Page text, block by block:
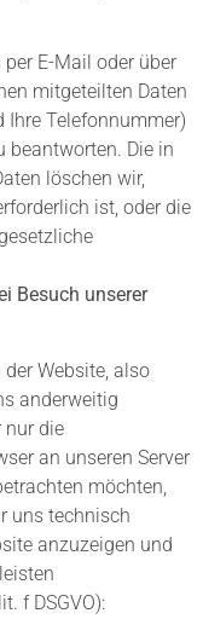
E-Mail oder über
mitgeteilten Daten
Ihre Telefonnummer)
beantworten. Die in
löschen wir,
ist, oder die
Besuch unserer
Website, also
anderweitig
nur die
an unseren Server
möchten,
uns technisch
anzuzeigen und
f DSGVO):